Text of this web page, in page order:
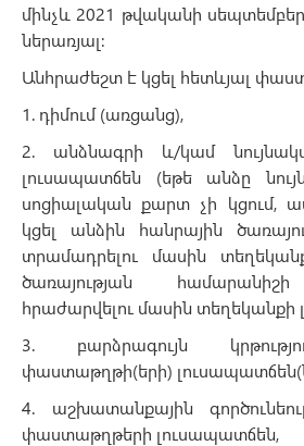
մինչև 2021 թվականի
ներառյալ:
Անհրաժեշտ է կցել հետևյալ
1. դիմում (առցանց),
2. անձնագրի և/կամ
լուսապատճեն (եթե անձը
սոցիալական քարտ չի կցում,
կցել անձին հանրային
տրամադրելու մասին
ծառայության
հրաժարվելու մասին տեղեկանքի
3. բարձրագույն
փաստաթղթի(երի)
4. աշխատանքային
փաստաթղթերի լուսապատճեն,